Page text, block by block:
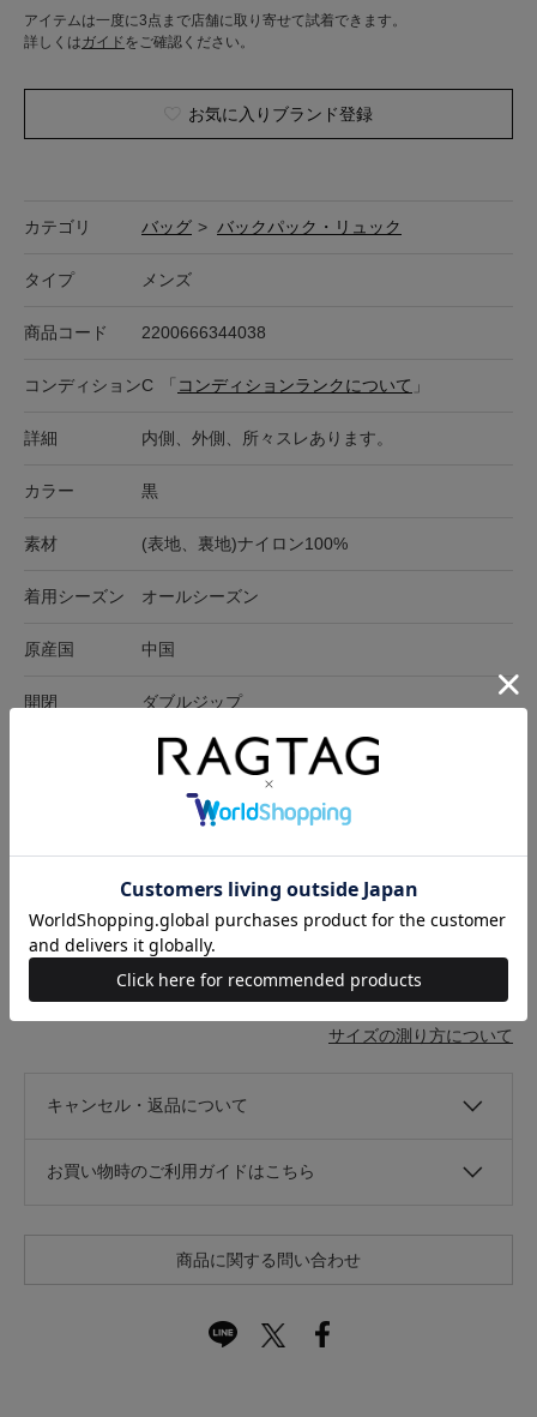
アイテムは一度に3点まで店舗に取り寄せて試着できます。
詳しくはガイド をご確認ください。
お気に入りブランド登録
カテゴリ バッグ > バックパック・リュック
タイプ メンズ
商品コード 2200666344038
コンディションC 「 コンディションランクについて 」
詳細 内側、外側、所々スレあります。
カラー 黒
素材 (表地、裏地)ナイロン100%
着用シーズン オールシーズン
原産国 中国
開閉 ダブルジップ
あり
外ポケット:1、内ポケット:10
在庫店舗 -
サイズ表記 横 高さ マチ
29cm 42.5cm
サイズの測り方について
キャンセル・返品について
お買い物時のご利用ガイドはこちら
商品に関する問い合わせ